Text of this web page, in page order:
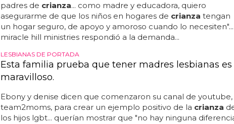
padres de crianza... como madre y educadora, quiero
asegurarme de que los niños en hogares de crianza tengan
un hogar seguro, de apoyo y amoroso cuando lo necesiten"...
miracle hill ministries respondió a la demanda...
LESBIANAS DE PORTADA
Esta familia prueba que tener madres lesbianas es
maravilloso.
Ebony y denise dicen que comenzaron su canal de youtube,
team2moms, para crear un ejemplo positivo de la crianza
los hijos lgbt... querían mostrar que "no hay ninguna